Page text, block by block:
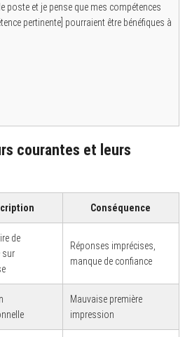
poste et je pense que mes compétences
pertinente] pourraient être bénéfiques à
courantes et leurs
Conséquence
de
sur
Réponses imprécises,
manque de confiance
Mauvaise première
impression